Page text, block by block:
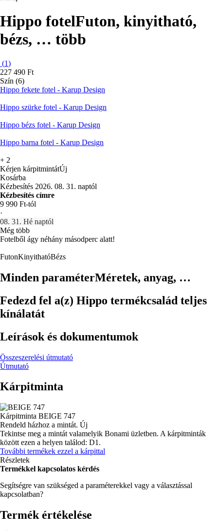
Hippo fotelFuton, kinyitható,
bézs, … több
(1)
227 490 Ft
Szín (6)
Hippo fekete fotel - Karup Design
Hippo szürke fotel - Karup Design
Hippo bézs fotel - Karup Design
Hippo barna fotel - Karup Design
+ 2
Kérjen kárpitmintátÚj
Kosárba
Kézbesítés 2026. 08. 31. naptól
Kézbesítés címre
9 990 Ft-tól
·
08. 31. Hé naptól
Még több
Fotelből ágy néhány másodperc alatt!
FutonKinyithatóBézs
Minden paraméterMéretek, anyag, …
Fedezd fel a(z) Hippo termékcsalád teljes
kínálatát
Leírások és dokumentumok
Összeszerelési útmutató
Útmutató
Kárpitminta
Kárpitminta BEIGE 747
Rendeld házhoz a mintát. Új
Tekintse meg a mintát valamelyik Bonami üzletben. A kárpitminták
között ezen a helyen találod: D1.
További termékek ezzel a kárpittal
Részletek
Termékkel kapcsolatos kérdés
Segítségre van szükséged a paraméterekkel vagy a választással
kapcsolatban?
Termék értékelése